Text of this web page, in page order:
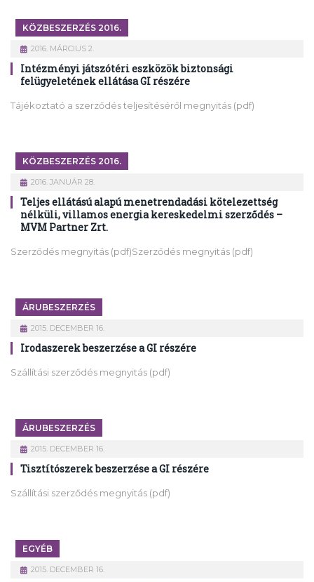
KÖZBESZERZÉS 2016.
2016. MÁRCIUS 2.
Intézményi játszótéri eszközök biztonsági
felügyeletének ellátása GI részére
Tájékoztató a szerződés teljesítéséről megnyitás (pdf)
KÖZBESZERZÉS 2016.
2016. JANUÁR 28.
Teljes ellátású alapú menetrendadási kötelezettség
nélküli, villamos energia kereskedelmi szerződés –
MVM Partner Zrt.
Szerződés megnyitás (pdf)Szerződés megnyitás (pdf)
ÁRUBESZERZÉS
2015. DECEMBER 16.
Irodaszerek beszerzése a GI részére
Szállítási szerződés megnyitás (pdf)
ÁRUBESZERZÉS
2015. DECEMBER 16.
Tisztítószerek beszerzése a GI részére
Szállítási szerződés megnyitás (pdf)
EGYÉB
2015. DECEMBER 16.